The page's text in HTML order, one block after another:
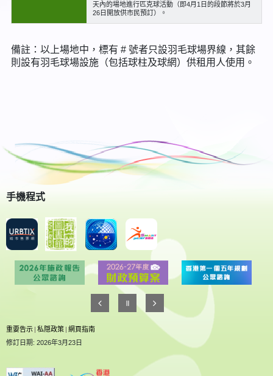
天內的場地進行匹克球活動（即4月1日的段節將於3月
26日開放供市民預訂）。
備註：以上場地中，標有 # 號者只設羽毛球場界線，其餘
則設有羽毛球場設施（包括球柱及球網）供租用人使用。
手機程式
重要告示 | 私隠政策 | 網頁指南
修訂日期: 2026年3月23日